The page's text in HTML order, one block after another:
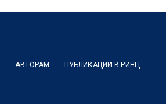
АВТОРАМ ПУБЛИКАЦИИ В РИНЦ